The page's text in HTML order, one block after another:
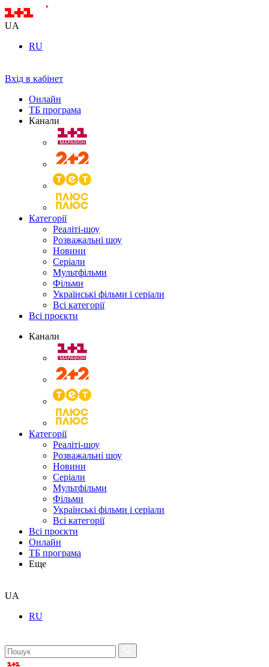
UA
RU
Вхід в кабінет
Онлайн
ТБ програма
Канали
Категорії
Реаліті-шоу
Розважальні шоу
Новини
Серіали
Мультфільми
Фільми
Українські фільми і серіали
Всі категорії
Всі проєкти
Канали
Категорії
Реаліті-шоу
Розважальні шоу
Новини
Серіали
Мультфільми
Фільми
Українські фільми і серіали
Всі категорії
Всі проєкти
Онлайн
ТБ програма
Еще
UA
RU